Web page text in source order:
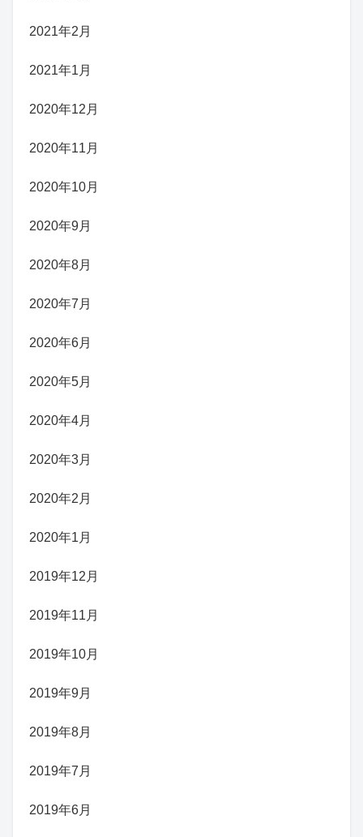
2021年2月
2021年1月
2020年12月
2020年11月
2020年10月
2020年9月
2020年8月
2020年7月
2020年6月
2020年5月
2020年4月
2020年3月
2020年2月
2020年1月
2019年12月
2019年11月
2019年10月
2019年9月
2019年8月
2019年7月
2019年6月